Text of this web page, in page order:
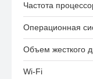
Частота
Операционная
Объем жесткого
Wi-Fi